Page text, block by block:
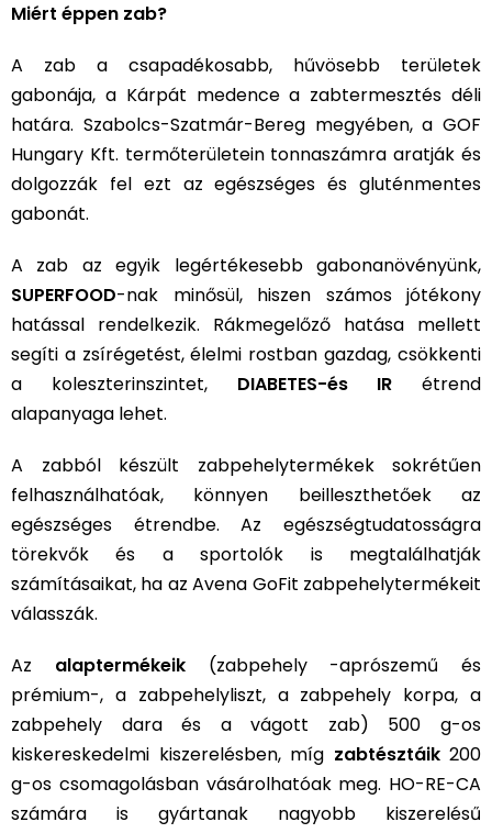
Miért éppen zab?
A zab a csapadékosabb, hűvösebb területek
gabonája, a Kárpát medence a zabtermesztés déli
határa. Szabolcs-Szatmár-Bereg megyében, a GOF
Hungary Kft. termőterületein tonnaszámra aratják és
dolgozzák fel ezt az egészséges és gluténmentes
gabonát.
A zab az egyik legértékesebb gabonanövényünk,
SUPERFOOD-nak minősül, hiszen számos jótékony
hatással rendelkezik. Rákmegelőző hatása mellett
segíti a zsírégetést, élelmi rostban gazdag, csökkenti
a koleszterinszintet, DIABETES-és IR étrend
alapanyaga lehet.
A zabból készült zabpehelytermékek sokrétűen
felhasználhatóak, könnyen beilleszthetőek az
egészséges étrendbe. Az egészségtudatosságra
törekvők és a sportolók is megtalálhatják
számításaikat, ha az Avena GoFit zabpehelytermékeit
válasszák.
Az alaptermékeik(zabpehely -apró­szemű és
prémium-, a zabpehelyliszt, a zabpehely korpa, a
zabpehely dara és a vágott zab) 500 g-os
kiskereskedelmi kiszerelésben, míg zabtésztáik 200
g-os csomagolásban vásárolhatóak meg. HO-RE-CA
számára is gyártanak nagyobb kiszerelésű